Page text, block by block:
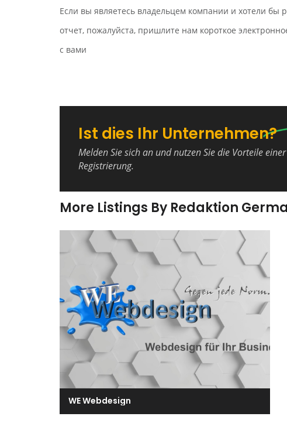
Если вы являетесь владельцем компании и хотели бы
отчет, пожалуйста, пришлите нам короткое
с вами
Ist dies Ihr Unternehmen?
Melden Sie sich an und nutzen Sie die Vorteile einer
Registrierung.
More Listings By Redaktion
WE Webdesign